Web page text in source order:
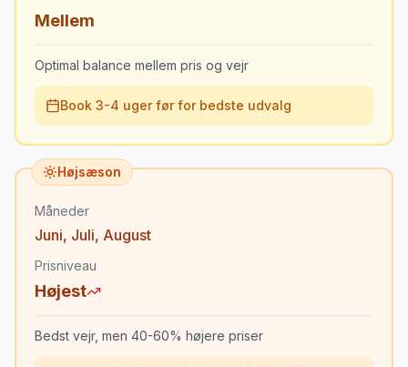
Mellem
Optimal balance mellem pris og vejr
Book 3-4 uger før for bedste udvalg
Højsæson
Måneder
Juni, Juli, August
Prisniveau
Højest
Bedst vejr, men 40-60% højere priser